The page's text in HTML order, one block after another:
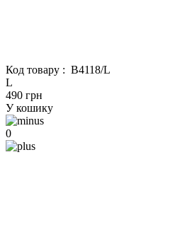
Код товару : B4118/L
L
490 грн
У кошику
0